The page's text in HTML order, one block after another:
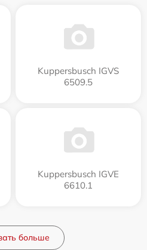
Kuppersbusch IGVS
6509.5
Kuppersbusch IGVE
6610.1
больше